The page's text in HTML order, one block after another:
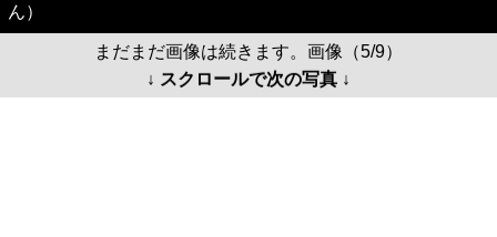
ん）
まだまだ画像は続きます。画像（5/9）
↓ スクロールで次の写真 ↓